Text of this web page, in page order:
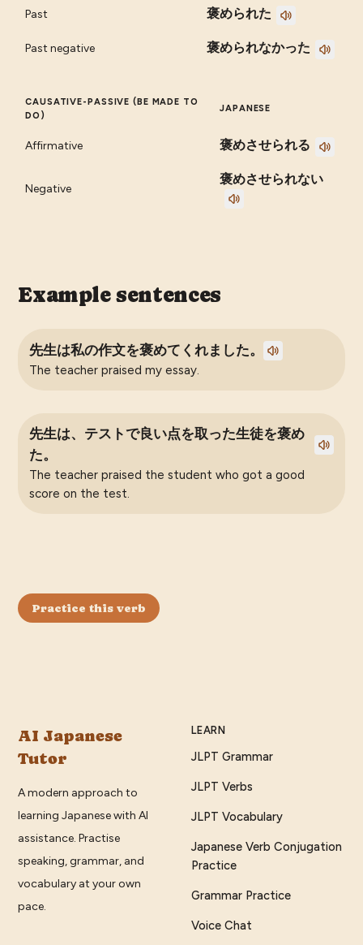
Past 褒められた
Past negative 褒められなかった
CAUSATIVE-PASSIVE (BE MADE TO
DO)
JAPANESE
Affirmative 褒めさせられる
Negative
褒めさせられない
Example sentences
先生は私の作文を褒めてくれました。
The teacher praised my essay.
先生は、テストで良い点を取った生徒を褒め
た。
The teacher praised the student who got a good
score on the test.
Practice this verb
AI Japanese
Tutor
A modern approach to
learning Japanese with AI
assistance. Practise
speaking, grammar, and
vocabulary at your own
pace.
LEARN
JLPT Grammar
JLPT Verbs
JLPT Vocabulary
Japanese Verb Conjugation
Practice
Grammar Practice
Voice Chat